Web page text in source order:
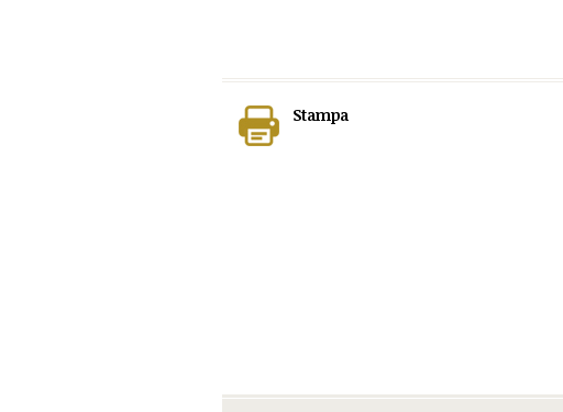
Stampa